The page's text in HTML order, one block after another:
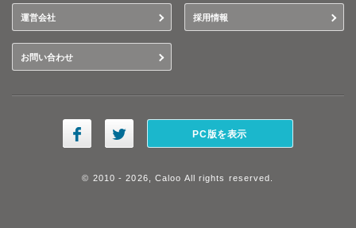
運営会社 採用情報
お問い合わせ
PC版を表示
© 2010 - 2026, Caloo All rights reserved.